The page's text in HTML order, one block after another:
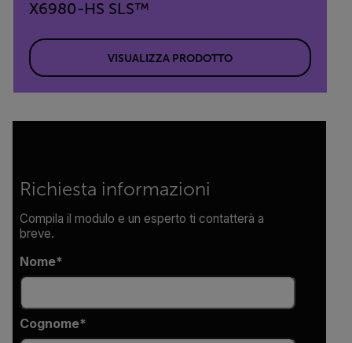
X6980-HS SLS™
VISUALIZZA PRODOTTO
Richiesta informazioni
Compila il modulo e un esperto ti contatterà a
breve.
Nome
Cognome